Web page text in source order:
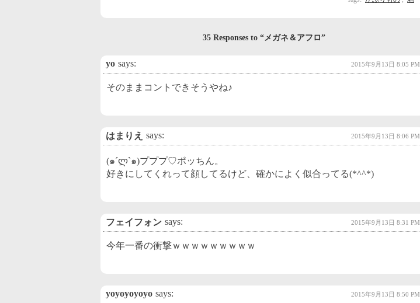
35 Responses to “メガネ＆アフロ”
yo says: 2015年9月13日 8:05 PM
そのままコントできそうやね♪
はまりえ says: 2015年9月13日 8:06 PM
(๑´ლ`๑)プププ♡ポッちん。
好きにしてくれって顔してるけど、確かによく似合ってる(*^^*)
フェイフォン says: 2015年9月13日 8:31 PM
今年一番の衝撃ｗｗｗｗｗｗｗｗｗ
yoyoyoyoyo says: 2015年9月13日 8:50 PM